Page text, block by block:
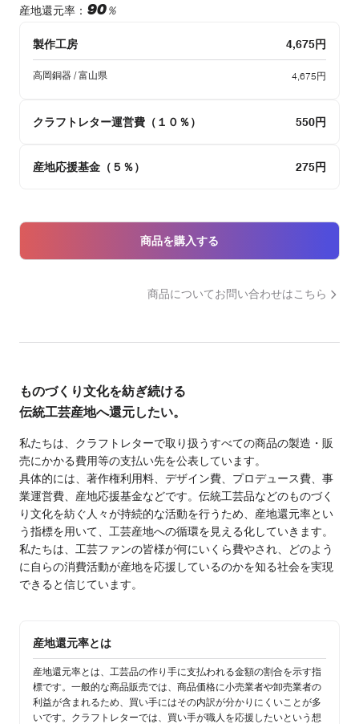
産地還元率： 90％
製作工房 4,675円
高岡銅器 / 富山県 4,675円
クラフトレター運営費（１０％） 550円
産地応援基金（５％） 275円
商品を購入する
商品についてお問い合わせはこちら
ものづくり文化を紡ぎ続ける
伝統工芸産地へ還元したい。
私たちは、クラフトレターで取り扱うすべての商品の製造・販
売にかかる費用等の支払い先を公表しています。
具体的には、著作権利用料、デザイン費、プロデュース費、事
業運営費、産地応援基金などです。伝統工芸品などのものづく
り文化を紡ぐ人々が持続的な活動を行うため、産地還元率とい
う指標を用いて、工芸産地への循環を見える化していきます。
私たちは、工芸ファンの皆様が何にいくら費やされ、どのよう
に自らの消費活動が産地を応援しているのかを知る社会を実現
できると信じています。
産地還元率とは
産地還元率とは、工芸品の作り手に支払われる金額の割合を示す指
標です。一般的な商品販売では、商品価格に小売業者や卸売業者の
利益が含まれるため、買い手にはその内訳が分かりにくいことが多
いです。クラフトレターでは、買い手が職人を応援したいという想